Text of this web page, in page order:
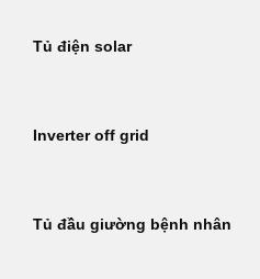
Tủ điện solar
Inverter off grid
Tủ đầu giường bệnh nhân